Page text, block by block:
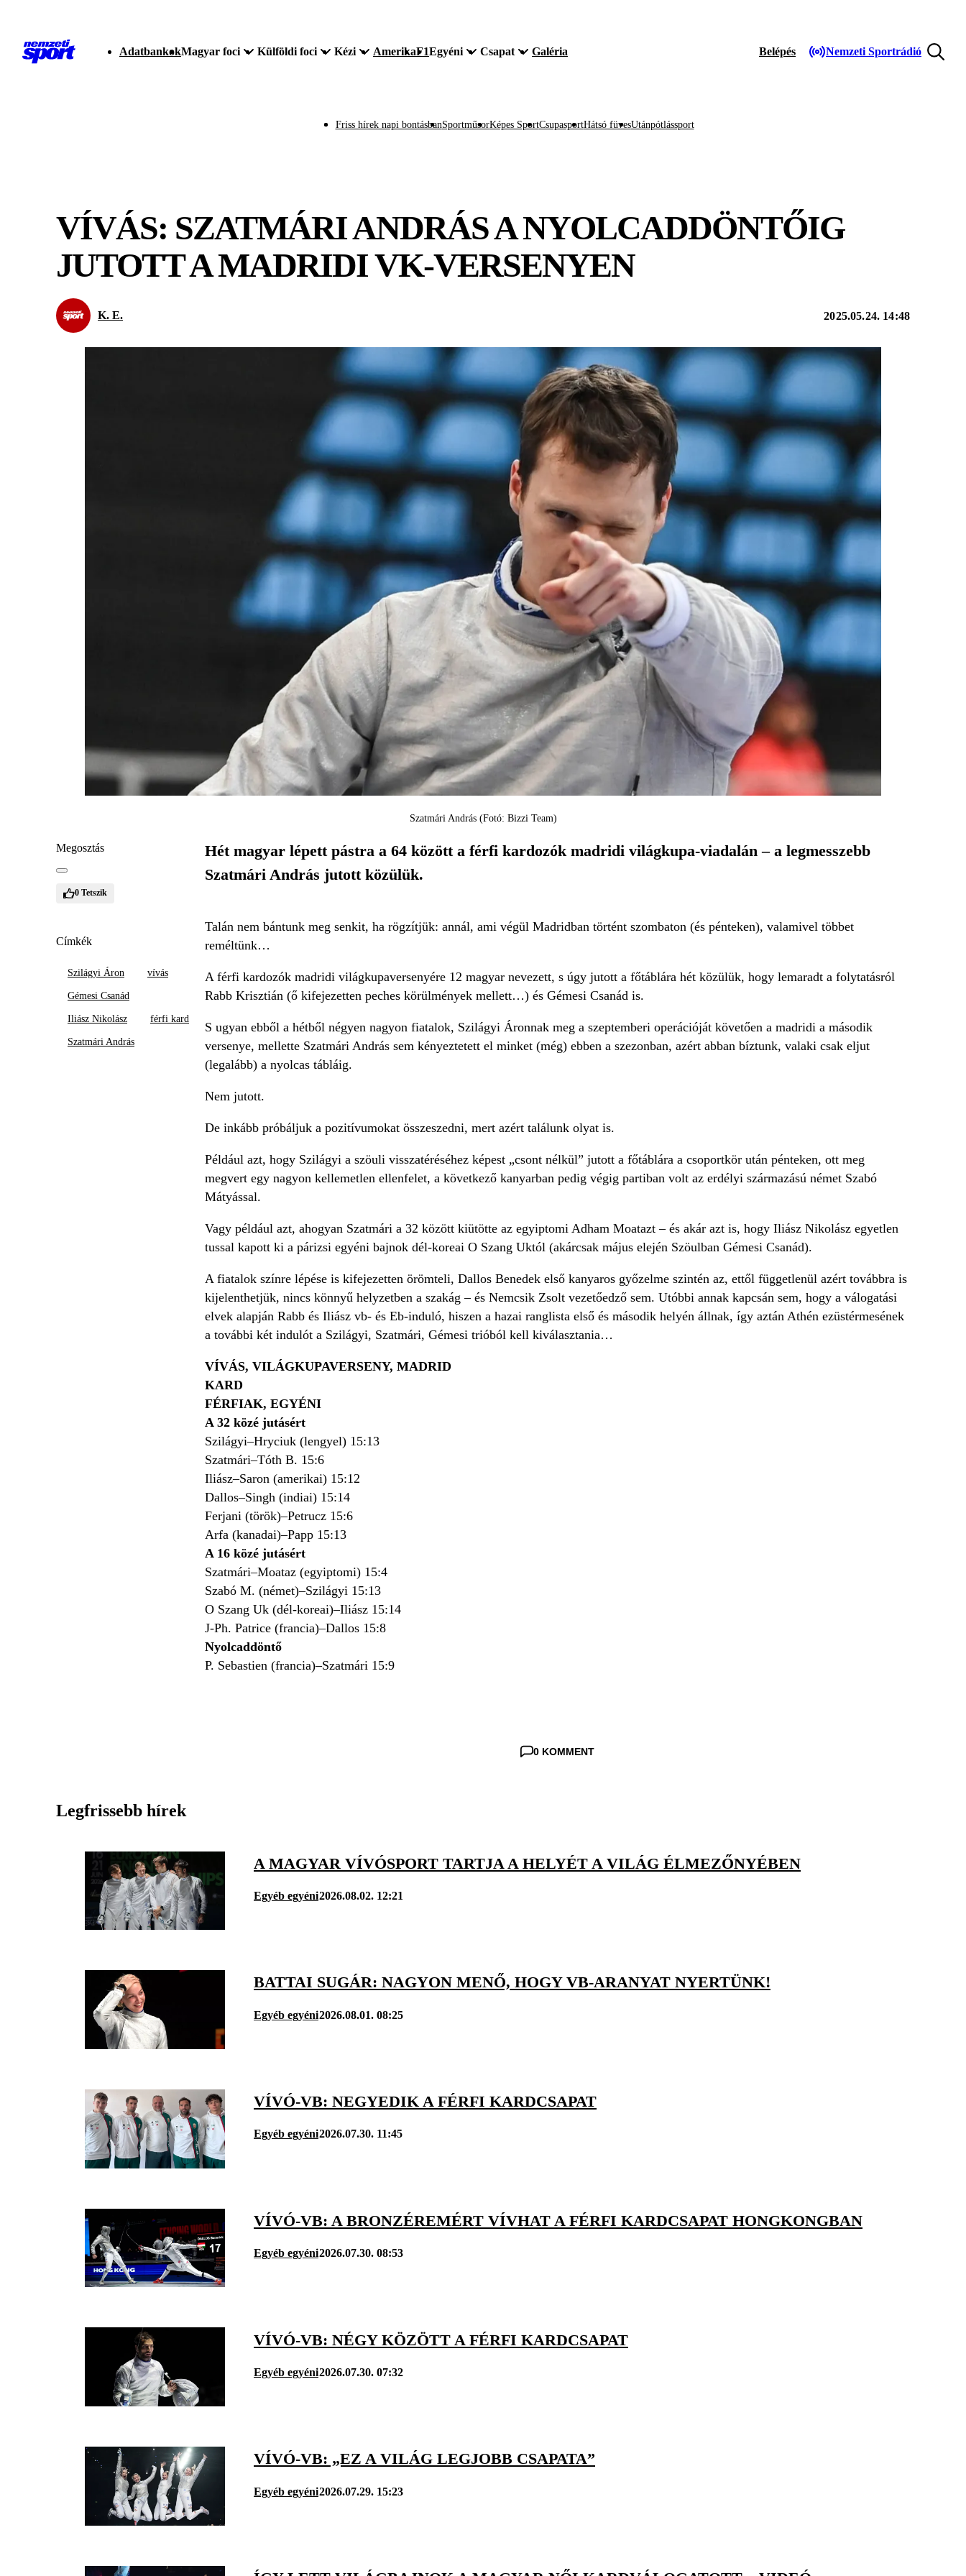
AdatbankokMagyar foci Külföldi foci Kézi AmerikaF1Egyéni Csapat Galéria Belépés Nemzeti Sportrádió
Friss hírek napi bontásbanSportműsorKépes SportCsupasportHátsó füvesUtánpótlássport
VÍVÁS: SZATMÁRI ANDRÁS A NYOLCADDÖNTŐIG
JUTOTT A MADRIDI VK-VERSENYEN
K. E. 2025.05.24. 14:48
Szatmári András (Fotó: Bizzi Team)
Megosztás
0 Tetszik
Címkék
Szilágyi Áron vívás
Gémesi Csanád
Iliász Nikolász férfi kard
Szatmári András
Hét magyar lépett pástra a 64 között a férfi kardozók madridi világkupa-viadalán – a legmesszebb
Szatmári András jutott közülük.
Talán nem bántunk meg senkit, ha rögzítjük: annál, ami végül Madridban történt szombaton (és pénteken), valamivel többet
reméltünk…
A férfi kardozók madridi világkupaversenyére 12 magyar nevezett, s úgy jutott a főtáblára hét közülük, hogy lemaradt a folytatásról
Rabb Krisztián (ő kifejezetten peches körülmények mellett…) és Gémesi Csanád is.
S ugyan ebből a hétből négyen nagyon fiatalok, Szilágyi Áronnak meg a szeptemberi operációját követően a madridi a második
versenye, mellette Szatmári András sem kényeztetett el minket (még) ebben a szezonban, azért abban bíztunk, valaki csak eljut
(legalább) a nyolcas tábláig.
Nem jutott.
De inkább próbáljuk a pozitívumokat összeszedni, mert azért találunk olyat is.
Például azt, hogy Szilágyi a szöuli visszatéréséhez képest „csont nélkül” jutott a főtáblára a csoportkör után pénteken, ott meg
megvert egy nagyon kellemetlen ellenfelet, a következő kanyarban pedig végig partiban volt az erdélyi származású német Szabó
Mátyással.
Vagy például azt, ahogyan Szatmári a 32 között kiütötte az egyiptomi Adham Moatazt – és akár azt is, hogy Iliász Nikolász egyetlen
tussal kapott ki a párizsi egyéni bajnok dél-koreai O Szang Uktól (akárcsak május elején Szöulban Gémesi Csanád).
A fiatalok színre lépése is kifejezetten örömteli, Dallos Benedek első kanyaros győzelme szintén az, ettől függetlenül azért továbbra is
kijelenthetjük, nincs könnyű helyzetben a szakág – és Nemcsik Zsolt vezetőedző sem. Utóbbi annak kapcsán sem, hogy a válogatási
elvek alapján Rabb és Iliász vb- és Eb-induló, hiszen a hazai ranglista első és második helyén állnak, így aztán Athén ezüstérmesének
a további két indulót a Szilágyi, Szatmári, Gémesi trióból kell kiválasztania…
VÍVÁS, VILÁGKUPAVERSENY, MADRID
KARD
FÉRFIAK, EGYÉNI
A 32 közé jutásért
Szilágyi–Hryciuk (lengyel) 15:13
Szatmári–Tóth B. 15:6
Iliász–Saron (amerikai) 15:12
Dallos–Singh (indiai) 15:14
Ferjani (török)–Petrucz 15:6
Arfa (kanadai)–Papp 15:13
A 16 közé jutásért
Szatmári–Moataz (egyiptomi) 15:4
Szabó M. (német)–Szilágyi 15:13
O Szang Uk (dél-koreai)–Iliász 15:14
J-Ph. Patrice (francia)–Dallos 15:8
Nyolcaddöntő
P. Sebastien (francia)–Szatmári 15:9
0 KOMMENT
Legfrissebb hírek
A MAGYAR VÍVÓSPORT TARTJA A HELYÉT A VILÁG ÉLMEZŐNYÉBEN
Egyéb egyéni2026.08.02. 12:21
BATTAI SUGÁR: NAGYON MENŐ, HOGY VB-ARANYAT NYERTÜNK!
Egyéb egyéni2026.08.01. 08:25
VÍVÓ-VB: NEGYEDIK A FÉRFI KARDCSAPAT
Egyéb egyéni2026.07.30. 11:45
VÍVÓ-VB: A BRONZÉREMÉRT VÍVHAT A FÉRFI KARDCSAPAT HONGKONGBAN
Egyéb egyéni2026.07.30. 08:53
VÍVÓ-VB: NÉGY KÖZÖTT A FÉRFI KARDCSAPAT
Egyéb egyéni2026.07.30. 07:32
VÍVÓ-VB: „EZ A VILÁG LEGJOBB CSAPATA”
Egyéb egyéni2026.07.29. 15:23